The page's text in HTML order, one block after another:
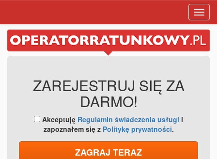
ZAREJESTRUJ SIĘ ZA
DARMO!
Akceptuję Regulamin świadczenia usługi i
zapoznałem się z Politykę prywatności.
ZAGRAJ TERAZ